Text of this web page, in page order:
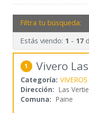
Filtra tu búsqueda:
Estás viendo: 1 - 17
1 Vivero
Categoría: VIVEROS
Dirección: Las
Comuna: Paine